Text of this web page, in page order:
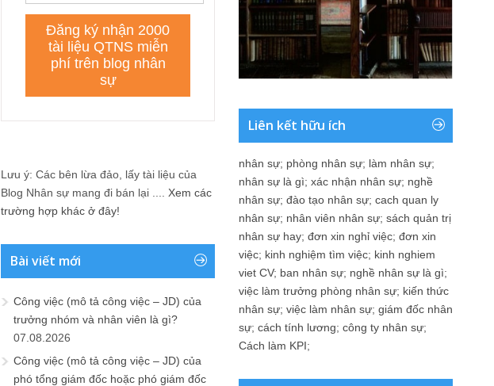
Lưu ý: Các bên lừa đảo, lấy tài liệu của
Blog Nhân sự mang đi bán lại .... Xem các
trường hợp khác ở đây!
Bài viết mới
Công việc (mô tả công việc – JD) của
trưởng nhóm và nhân viên là gì?
07.08.2026
Công việc (mô tả công việc – JD) của
phó tổng giám đốc hoặc phó giám đốc
Liên kết hữu ích
nhân sự; phòng nhân sự; làm nhân sự;
nhân sự là gì; xác nhận nhân sự; nghề
nhân sự; đào tạo nhân sự; cach quan ly
nhân sự; nhân viên nhân sự; sách quản trị
nhân sự hay; đơn xin nghỉ việc; đơn xin
việc; kinh nghiệm tìm việc; kinh nghiem
viet CV; ban nhân sự; nghề nhân sự là gì;
việc làm trưởng phòng nhân sự; kiến thức
nhân sự; việc làm nhân sự; giám đốc nhân
sự; cách tính lương; công ty nhân sự;
Cách làm KPI;